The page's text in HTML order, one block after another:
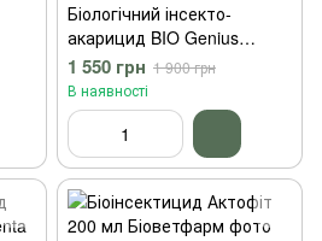
Біологічний інсекто-
акарицид BIO Genius
Метабо 1л
1 550 грн 1 900 грн
В наявності